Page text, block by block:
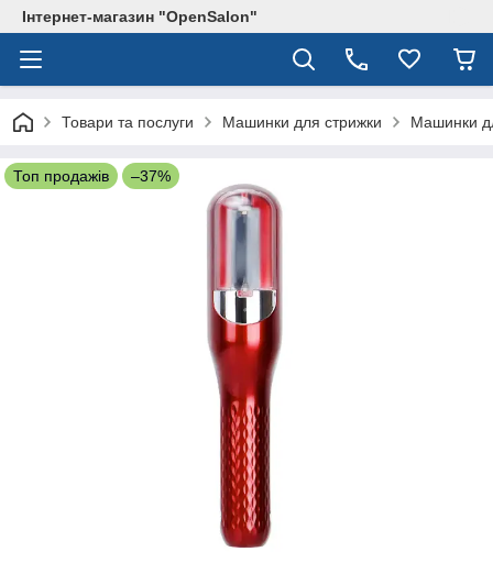
Інтернет-магазин "OpenSalon"
Товари та послуги Машинки для стрижки Машинки
Топ продажів –37%